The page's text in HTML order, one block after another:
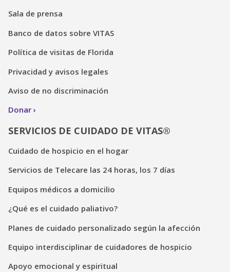
Sala de prensa
Banco de datos sobre VITAS
Política de visitas de Florida
Privacidad y avisos legales
Aviso de no discriminación
Donar
SERVICIOS DE CUIDADO DE VITAS®
Cuidado de hospicio en el hogar
Servicios de Telecare las 24 horas, los 7 días
Equipos médicos a domicilio
¿Qué es el cuidado paliativo?
Planes de cuidado personalizado según la afección
Equipo interdisciplinar de cuidadores de hospicio
Apoyo emocional y espiritual